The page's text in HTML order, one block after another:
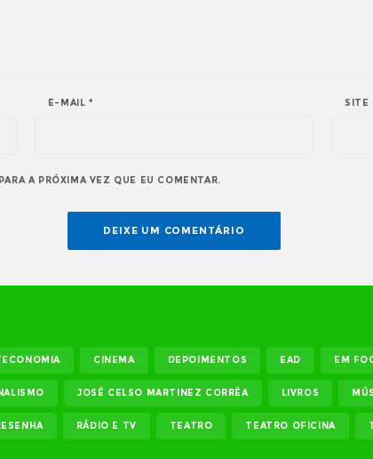
E-MAIL * SITE
A PRÓXIMA VEZ QUE EU COMENTAR.
CINEMA DEPOIMENTOS EAD EM
JOSÉ CELSO MARTINEZ CORRÊA LIVROS
RÁDIO E TV TEATRO TEATRO OFICINA